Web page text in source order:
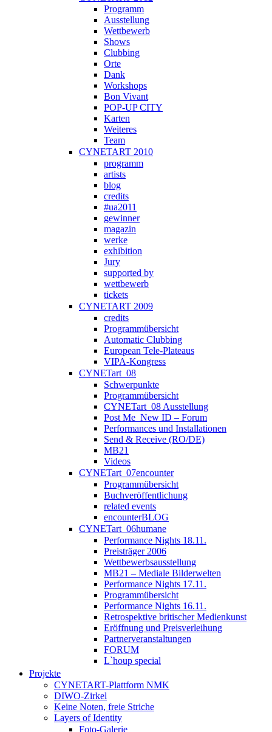
Programm
Ausstellung
Wettbewerb
Shows
Clubbing
Orte
Dank
Workshops
Bon Vivant
POP-UP CITY
Karten
Weiteres
Team
CYNETART 2010
programm
artists
blog
credits
#ua2011
gewinner
magazin
werke
exhibition
Jury
supported by
wettbewerb
tickets
CYNETART 2009
credits
Programmübersicht
Automatic Clubbing
European Tele-Plateaus
VIPA-Kongress
CYNETart_08
Schwerpunkte
Programmübersicht
CYNETart_08 Ausstellung
Post Me_New ID – Forum
Performances und Installationen
Send & Receive (RO/DE)
MB21
Videos
CYNETart_07encounter
Programmübersicht
Buchveröffentlichung
related events
encounterBLOG
CYNETart_06humane
Performance Nights 18.11.
Preisträger 2006
Wettbewerbsausstellung
MB21 – Mediale Bilderwelten
Performance Nights 17.11.
Programmübersicht
Performance Nights 16.11.
Retrospektive britischer Medienkunst
Eröffnung und Preisverleihung
Partnerveranstaltungen
FORUM
L`houp special
Projekte
CYNETART-Plattform NMK
DIWO-Zirkel
Keine Noten, freie Striche
Layers of Identity
Foto-Galerie